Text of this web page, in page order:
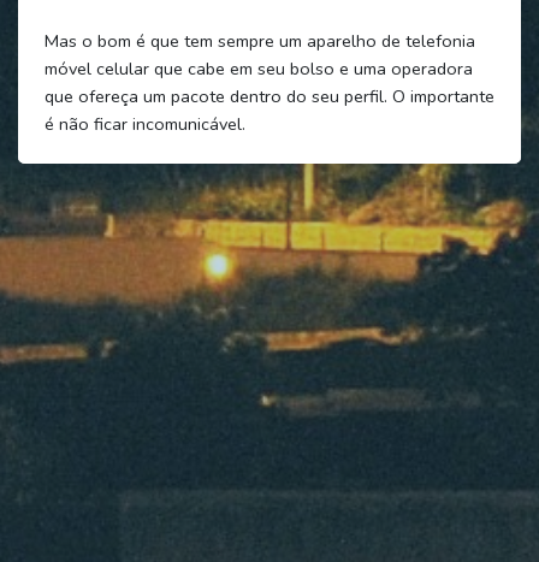
Mas o bom é que tem sempre um aparelho de telefonia
móvel celular que cabe em seu bolso e uma operadora
que ofereça um pacote dentro do seu perfil. O importante
é não ficar incomunicável.